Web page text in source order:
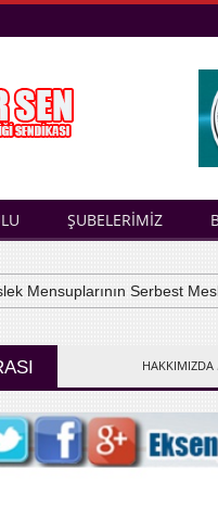
ŞUBELERİMİZ
Serbest Meslek
HAKKIMIZDA